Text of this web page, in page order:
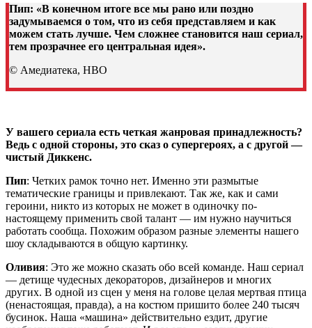
Пип: «В конечном итоге все мы рано или поздно
задумываемся о том, что из себя представляем и как
можем стать лучше. Чем сложнее становится наш сериал,
тем прозрачнее его центральная идея».
© Амедиатека, HBO
У вашего сериала есть четкая жанровая принадлежность?
Ведь с одной стороны, это сказ о супергероях, а с другой —
чистый Диккенс.
Пип: Четких рамок точно нет. Именно эти размытые
тематические границы и привлекают. Так же, как и сами
героини, никто из которых не может в одиночку по-
настоящему применить свой талант — им нужно научиться
работать сообща. Похожим образом разные элементы нашего
шоу складываются в общую картинку.
Оливия: Это же можно сказать обо всей команде. Наш сериал
— детище чудесных декораторов, дизайнеров и многих
других. В одной из сцен у меня на голове целая мертвая птица
(ненастоящая, правда), а на костюм пришито более 240 тысяч
бусинок. Наша «машина» действительно ездит, другие